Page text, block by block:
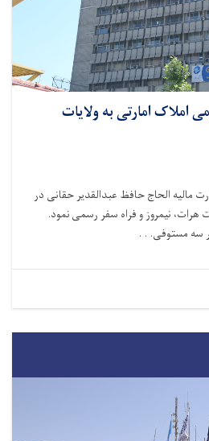
امارتی به ولایات
مالیه الحاج حافظ عبدالقدیر حقانی در
نیمروز و فراه سفر رسمی نمود.
سه مستوفی. . .